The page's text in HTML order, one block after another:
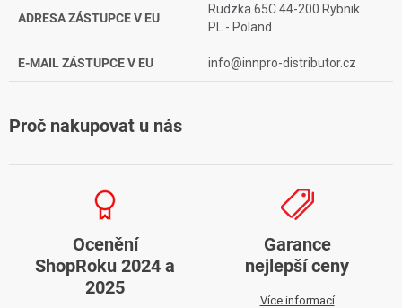
ADRESA ZÁSTUPCE V EU
Rudzka 65C 44-200 Rybnik
PL - Poland
E-MAIL ZÁSTUPCE V EU info@innpro-distributor.cz
Proč nakupovat u nás
Ocenění
ShopRoku 2024 a
2025
Garance
nejlepší ceny
Více informací